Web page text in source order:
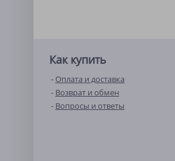
Как купить
Оплата и доставка
Возврат и обмен
Вопросы и ответы